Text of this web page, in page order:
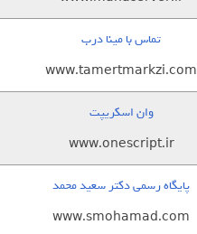
تماس با مینا درب
www.tamertmarkzi.com
وان اسکریپت
www.onescript.ir
پایگاه رسمی دکتر سعید محمد
www.smohamad.com